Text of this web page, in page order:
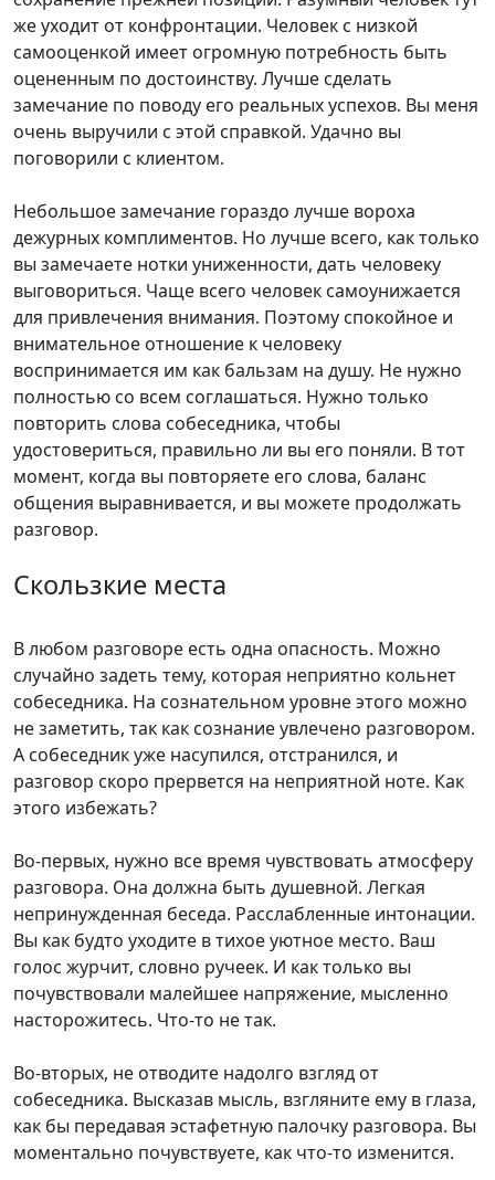
же уходит от конфронтации. Человек с низкой
самооценкой имеет огромную потребность быть
оцененным по достоинству. Лучше сделать
замечание по поводу его реальных успехов. Вы меня
очень выручили с этой справкой. Удачно вы
поговорили с клиентом.
Небольшое замечание гораздо лучше вороха
дежурных комплиментов. Но лучше всего, как только
вы замечаете нотки униженности, дать человеку
выговориться. Чаще всего человек самоунижается
для привлечения внимания. Поэтому спокойное и
внимательное отношение к человеку
воспринимается им как бальзам на душу. Не нужно
полностью со всем соглашаться. Нужно только
повторить слова собеседника, чтобы
удостовериться, правильно ли вы его поняли. В тот
момент, когда вы повторяете его слова, баланс
общения выравнивается, и вы можете продолжать
разговор.
Скользкие места
В любом разговоре есть одна опасность. Можно
случайно задеть тему, которая неприятно кольнет
собеседника. На сознательном уровне этого можно
не заметить, так как сознание увлечено разговором.
А собеседник уже насупился, отстранился, и
разговор скоро прервется на неприятной ноте. Как
этого избежать?
Во-первых, нужно все время чувствовать атмосферу
разговора. Она должна быть душевной. Легкая
непринужденная беседа. Расслабленные интонации.
Вы как будто уходите в тихое уютное место. Ваш
голос журчит, словно ручеек. И как только вы
почувствовали малейшее напряжение, мысленно
насторожитесь. Что-то не так.
Во-вторых, не отводите надолго взгляд от
собеседника. Высказав мысль, взгляните ему в глаза,
как бы передавая эстафетную палочку разговора. Вы
моментально почувствуете, как что-то изменится.